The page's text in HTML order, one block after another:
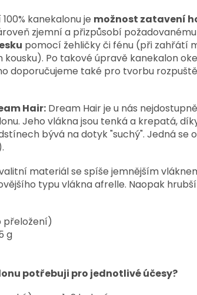
kanekalonu je možnost zatavení
zjemní a přizpůsobí
pomocí žehličky či fénu (při zahřátí
kousku). Po takové úpravě kanekalon
doporučujeme také pro tvorbu
Hair: Dream Hair je u nás
Jeho vlákna jsou tenká a krepatá,
bývá na dotyk "suchý". Jedná se
materiál se spíše jemnějším
typu vlákna afrelle. Naopak
přeložení)
g
potřebuji pro jednotlivé účesy?